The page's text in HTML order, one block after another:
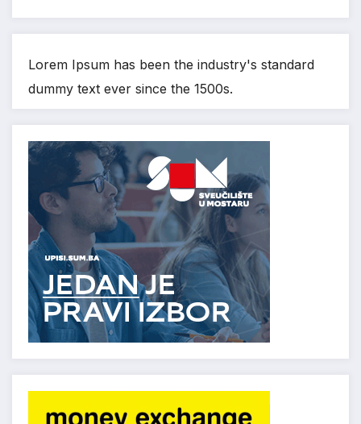
Lorem Ipsum has been the industry's standard
dummy text ever since the 1500s.